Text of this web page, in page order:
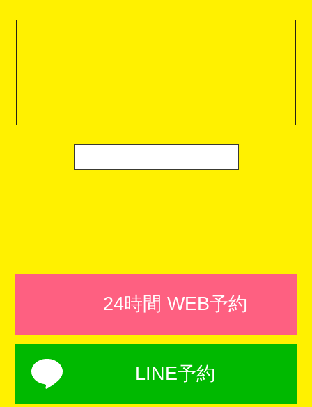
24時間 WEB予約
LINE予約